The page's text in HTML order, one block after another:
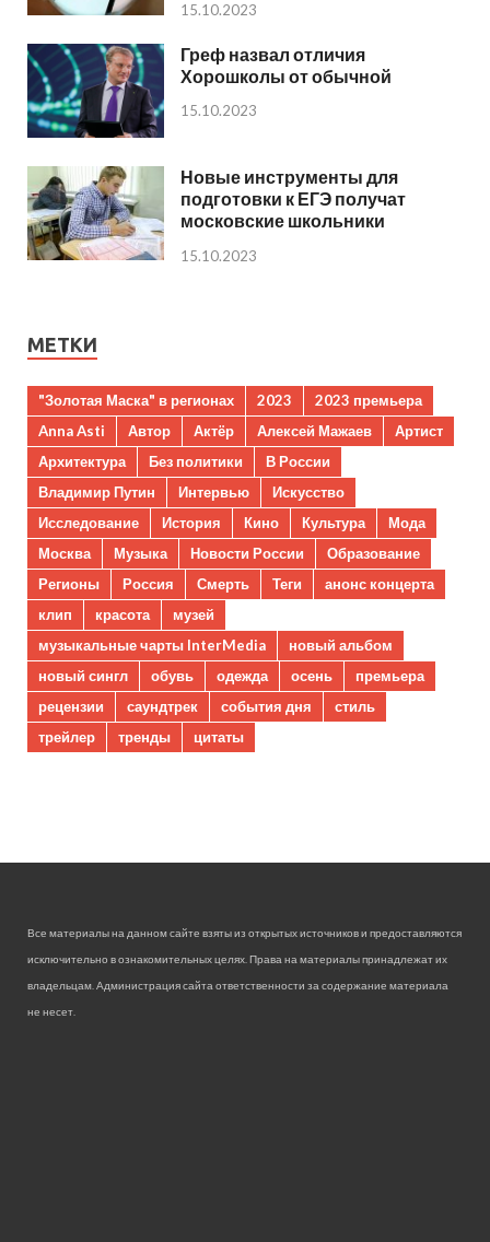
15.10.2023
Греф назвал отличия
Хорошколы от обычной
15.10.2023
Новые инструменты для
подготовки к ЕГЭ получат
московские школьники
15.10.2023
МЕТКИ
"Золотая Маска" в регионах 2023
2023 премьера
Anna Asti
Автор Актёр Алексей Мажаев
Артист
Архитектура
Без политики
В России
Владимир Путин
Интервью
Искусство
Исследование
История Кино Культура
Мода
Москва
Музыка Новости России
Образование
Регионы
Россия Смерть Теги
анонс концерта
клип
красота
музей
музыкальные чарты InterMedia
новый альбом
новый сингл
обувь одежда осень
премьера
рецензии
саундтрек события дня
стиль
трейлер
тренды цитаты
Все материалы на данном сайте взяты из открытых источников и предоставляются
исключительно в ознакомительных целях. Права на материалы принадлежат их
владельцам. Администрация сайта ответственности за содержание материала
не несет.